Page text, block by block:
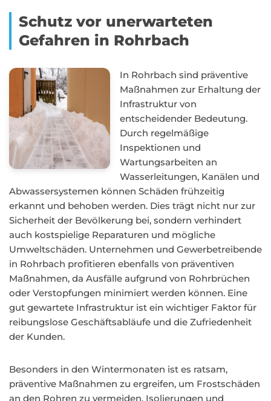
Schutz vor unerwarteten
Gefahren in Rohrbach
In Rohrbach sind präventive
Maßnahmen zur Erhaltung der
Infrastruktur von
entscheidender Bedeutung.
Durch regelmäßige
Inspektionen und
Wartungsarbeiten an
Wasserleitungen, Kanälen und
Abwassersystemen können Schäden frühzeitig
erkannt und behoben werden. Dies trägt nicht nur zur
Sicherheit der Bevölkerung bei, sondern verhindert
auch kostspielige Reparaturen und mögliche
Umweltschäden. Unternehmen und Gewerbetreibende
in Rohrbach profitieren ebenfalls von präventiven
Maßnahmen, da Ausfälle aufgrund von Rohrbrüchen
oder Verstopfungen minimiert werden können. Eine
gut gewartete Infrastruktur ist ein wichtiger Faktor für
reibungslose Geschäftsabläufe und die Zufriedenheit
der Kunden.
Besonders in den Wintermonaten ist es ratsam,
präventive Maßnahmen zu ergreifen, um Frostschäden
an den Rohren zu vermeiden. Isolierungen und